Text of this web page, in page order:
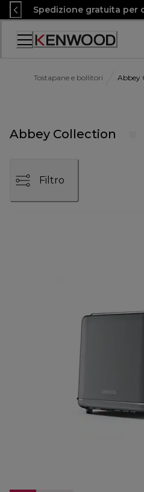
Skip
to
Content
Spedizione gratuita per
Accessibility
Tostapane e bollitori Abbey
Abbey Collection
Filtro